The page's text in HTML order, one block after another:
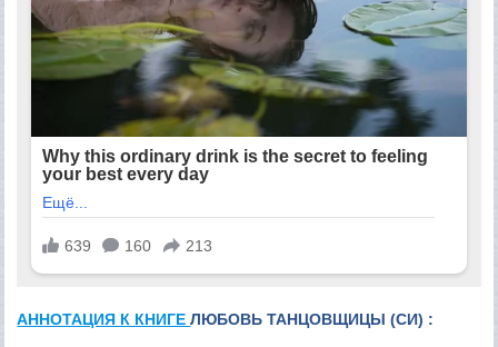
АННОТАЦИЯ К КНИГЕЛЮБОВЬ ТАНЦОВЩИЦЫ (СИ) :